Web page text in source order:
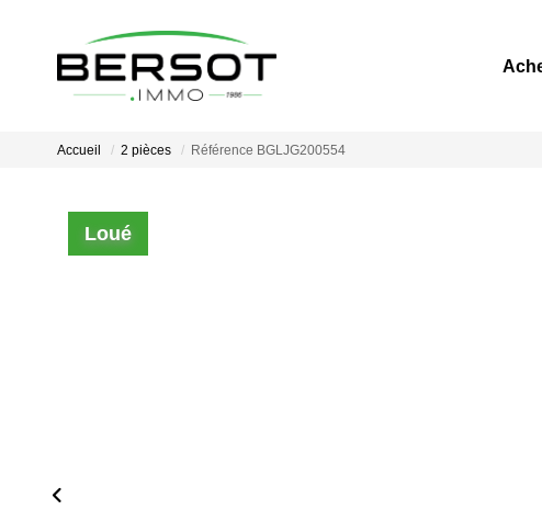
Accueil 2 pièces Référence BGLJG200554
Loué